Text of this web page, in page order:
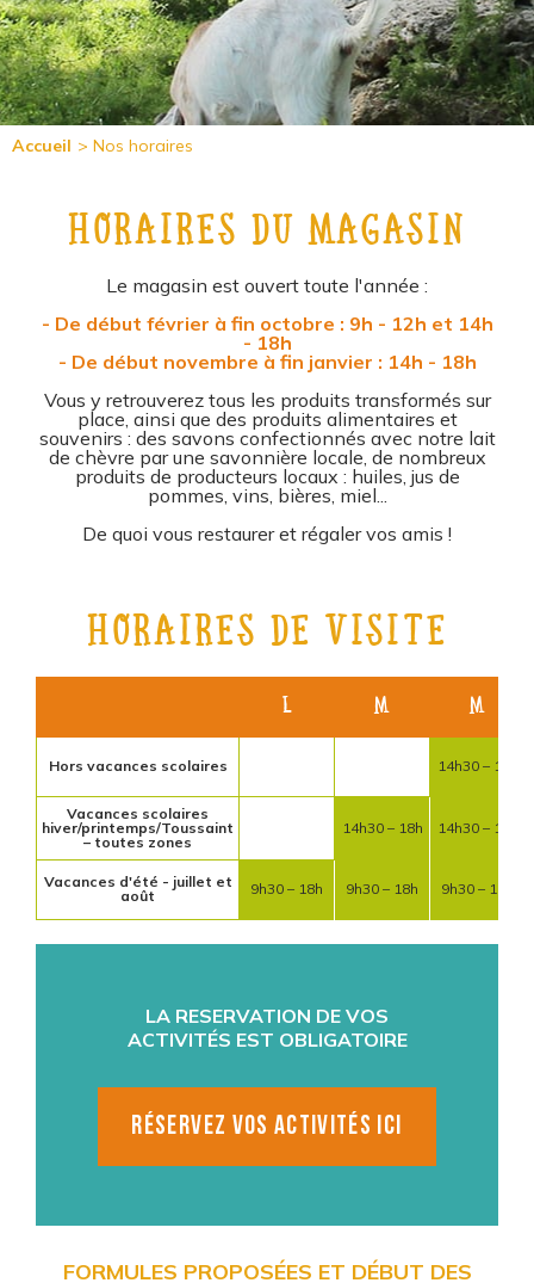
Accueil > Nos horaires
HORAIRES DU MAGASIN
Le magasin est ouvert toute l'année :
- De début février à fin octobre : 9h - 12h et 14h
- 18h
- De début novembre à fin janvier : 14h - 18h
Vous y retrouverez tous les produits transformés sur
place, ainsi que des produits alimentaires et
souvenirs : des savons confectionnés avec notre lait
de chèvre par une savonnière locale, de nombreux
produits de producteurs locaux : huiles, jus de
pommes, vins, bières, miel...
De quoi vous restaurer et régaler vos amis !
HORAIRES DE VISITE
L M M
Hors vacances scolaires 14h30 – 18h
Vacances scolaires
hiver/printemps/Toussaint
– toutes zones
14h30 – 18h 14h30 – 18h
Vacances d'été - juillet et
août
9h30 – 18h 9h30 – 18h 9h30 – 18h
LA RESERVATION DE VOS
ACTIVITÉS EST OBLIGATOIRE
RÉSERVEZ VOS ACTIVITÉS ICI
FORMULES PROPOSÉES ET DÉBUT DES